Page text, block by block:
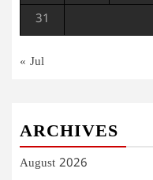
31
« Jul
ARCHIVES
August 2026